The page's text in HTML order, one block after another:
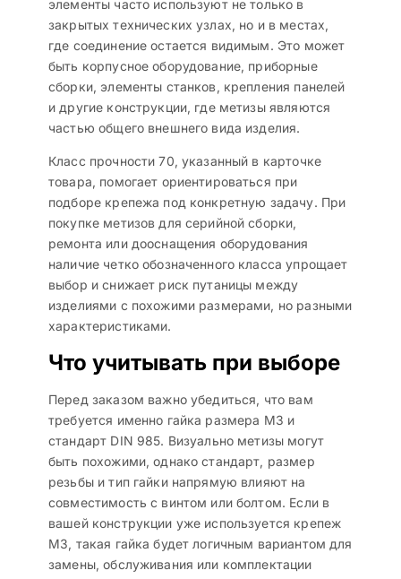
элементы часто используют не только в
закрытых технических узлах, но и в местах,
где соединение остается видимым. Это может
быть корпусное оборудование, приборные
сборки, элементы станков, крепления панелей
и другие конструкции, где метизы являются
частью общего внешнего вида изделия.
Класс прочности 70, указанный в карточке
товара, помогает ориентироваться при
подборе крепежа под конкретную задачу. При
покупке метизов для серийной сборки,
ремонта или дооснащения оборудования
наличие четко обозначенного класса упрощает
выбор и снижает риск путаницы между
изделиями с похожими размерами, но разными
характеристиками.
Что учитывать при выборе
Перед заказом важно убедиться, что вам
требуется именно гайка размера M3 и
стандарт DIN 985. Визуально метизы могут
быть похожими, однако стандарт, размер
резьбы и тип гайки напрямую влияют на
совместимость с винтом или болтом. Если в
вашей конструкции уже используется крепеж
M3, такая гайка будет логичным вариантом для
замены, обслуживания или комплектации